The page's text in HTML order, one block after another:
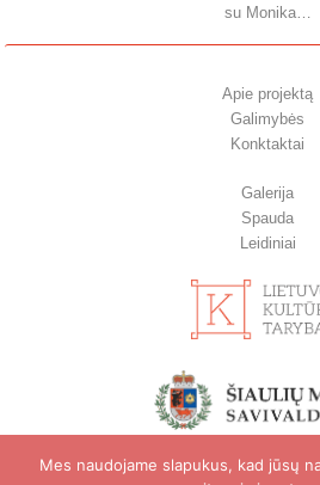
su Monika…
Apie projektą
Galimybės
Konktaktai
Galerija
Spauda
Leidiniai
Mes naudojame slapukus, kad jūsų